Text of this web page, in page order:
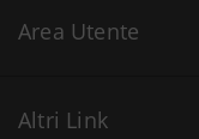
Area Utente
Altri Link